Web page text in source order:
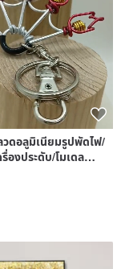
ดอลูมิเนียมรูปพัดไฟ/
องประดับ/โมเดล